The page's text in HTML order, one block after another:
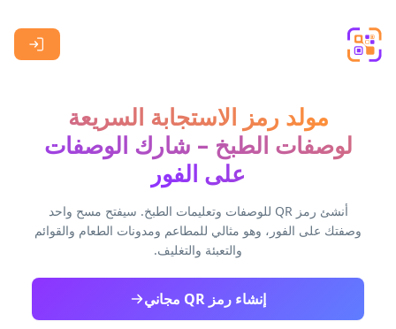
مولد رمز الاستجابة السريعة
لوصفات الطبخ – شارك الوصفات
على الفور
أنشئ رمز QR للوصفات وتعليمات الطبخ. سيفتح مسح واحد
وصفتك على الفور، وهو مثالي للمطاعم ومدونات الطعام والقوائم
والتعبئة والتغليف.
إنشاء رمز QR مجاني